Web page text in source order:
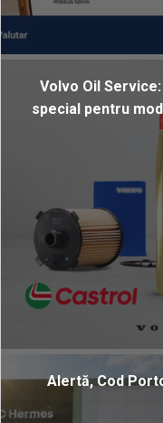
Volvo Oil
special pentru
Alertă, Cod